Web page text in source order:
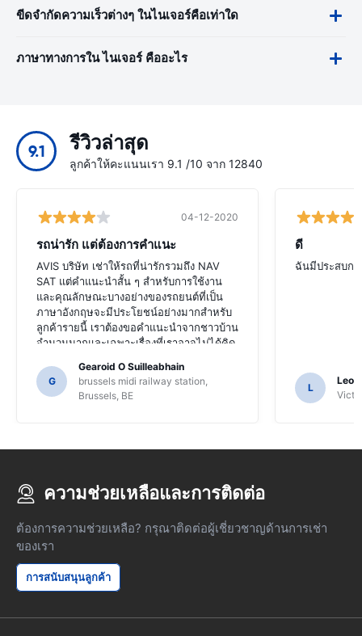
ขีดจำกัดความเร็วต่างๆ ในไนเจอร์คือเท่าใด
ภาษาทางการใน ไนเจอร์ คืออะไร
9.1 รีวิวล่าสุด
ลูกค้าให้คะแนนเรา 9.1 /10 จาก 12840
04-12-2020
รถน่ารัก แต่ต้องการคำแนะ
AVIS บริษัท เช่าให้รถที่น่ารักรวมถึง NAV
SAT แต่คำแนะนำสั้น ๆ สำหรับการใช้งาน
และคุณลักษณะบางอย่างของรถยนต์ที่เป็น
ภาษาอังกฤษจะมีประโยชน์อย่างมากสำหรับ
ลูกค้ารายนี้ เราต้องขอคำแนะนำจากชาวบ้าน
จำนวนมากและเฉพาะเรื่องที่เราอาจไม่ได้คิด
G
Gearoid O Suilleabhain
brussels midi railway station,
Brussels, BE
ดี
ฉันมีประสบก
L
ความช่วยเหลือและการติดต่อ
ต้องการความช่วยเหลือ? กรุณาติดต่อผู้เชี่ยวชาญด้านการเช่า
ของเรา
การสนับสนุนลูกค้า